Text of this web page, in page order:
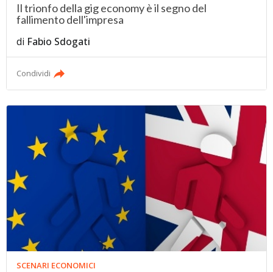
Il trionfo della gig economy è il segno del
fallimento dell'impresa
di Fabio Sdogati
Condividi
SCENARI ECONOMICI